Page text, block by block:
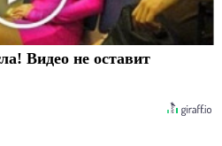
Видео не оставит